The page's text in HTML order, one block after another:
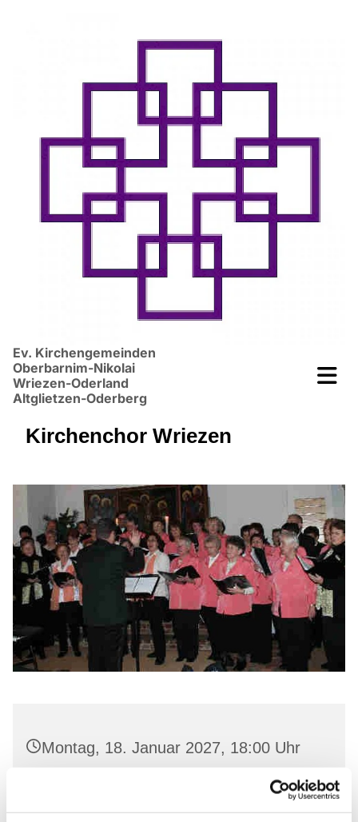
Ev. Kirchengemeinden
Oberbarnim-Nikolai
Wriezen-Oderland
Altglietzen-Oderberg
Kirchenchor Wriezen
Montag, 18. Januar 2027, 18:00 Uhr
Gemeinderaum 2, Ev. Kirche Wriezen,
Markt, 16269 Wriezen